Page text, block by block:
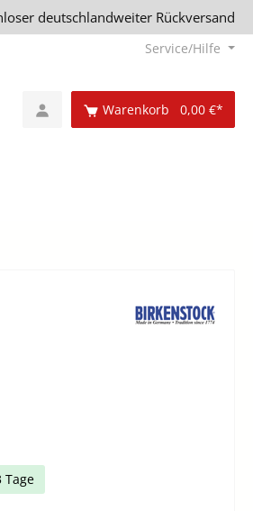
deutschlandweiter Rückversand
Service/Hilfe
Warenkorb 0,00 €*